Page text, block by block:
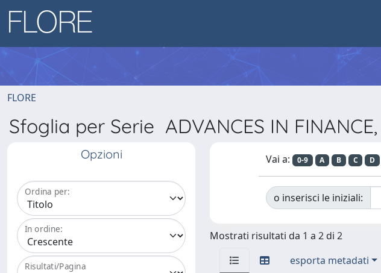
FLORE
Sfoglia per Serie ADVANCES IN
Opzioni
Ordina per:
In ordine:
Risultati/Pagina
Vai a: 0-9 A B C D
o inserisci le iniziali:
Mostrati risultati da 1 a 2 di 2
esporta metadati